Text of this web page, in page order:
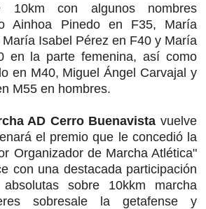
10km con algunos nombres
Ainhoa Pinedo en F35, María
Isabel Pérez en F40 y María
en la parte femenina, así como
en M40, Miguel Ángel Carvajal y
M55 en hombres.
AD Cerro Buenavista vuelve
el premio que le concedió la
Organizador de Marcha Atlética"
con una destacada participación
sobre 10kkm marcha
sobresale la getafense y